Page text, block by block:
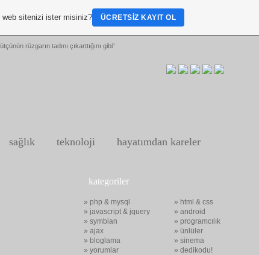
rüzgarın tadını çıkarttığını gibi“
sağlık teknoloji hayatımdan kareler
kategoriler
» php & mysql
» html & css
» javascript & jquery
» android
» symbian
» programcılık
» ajax
» ünlüler
» bloglama
» sinema
» yorumlar
» dedikodu!
sitenizi ister misiniz? ÜCRETSIZ KAYIT OL